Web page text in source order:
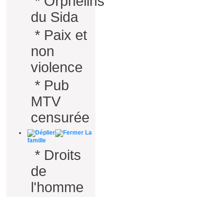
du Sida
* Paix et
non
violence
* Pub
MTV
censurée
La
famille
* Droits
de
l'homme